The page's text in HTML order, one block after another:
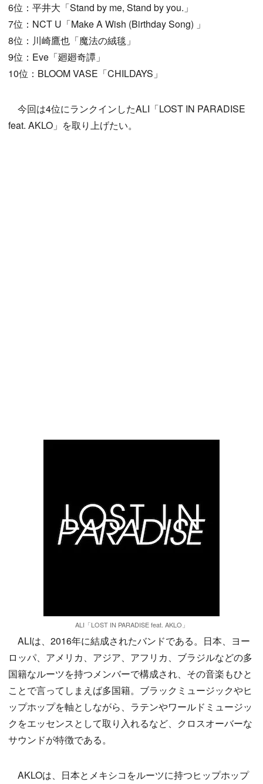
6位：平井大「Stand by me, Stand by you.」
7位：NCT U「Make A Wish (Birthday Song) 」
8位：川崎鷹也「魔法の絨毯」
9位：Eve「廻廻奇譚」
10位：BLOOM VASE「CHILDAYS」
今回は4位にランクインしたALI「LOST IN PARADISE
feat. AKLO」を取り上げたい。
ALI「LOST IN PARADISE feat. AKLO」
ALIは、2016年に結成されたバンドである。日本、ヨー
ロッパ、アメリカ、アジア、アフリカ、ブラジルなどの多
国籍なルーツを持つメンバーで構成され、その音楽もひと
ことで言ってしまえば多国籍。ブラックミュージックやヒ
ップホップを軸としながら、ラテンやワールドミュージッ
クをエッセンスとして取り入れるなど、クロスオーバーな
サウンドが特徴である。
AKLOは、日本とメキシコをルーツに持つヒップホップ